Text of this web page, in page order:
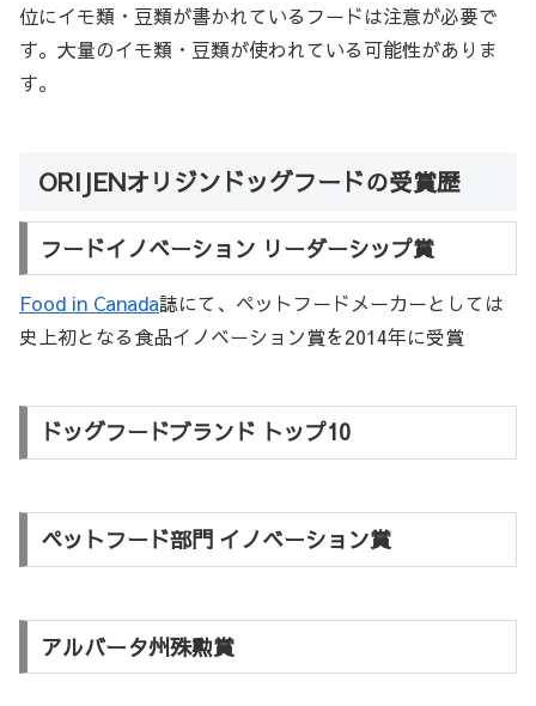
位にイモ類・豆類が書かれているフードは注意が必要で
す。大量のイモ類・豆類が使われている可能性がありま
す。
ORIJENオリジンドッグフードの受賞歴
フードイノベーション リーダーシップ賞
Food in Canada誌にて、ペットフードメーカーとしては
史上初となる食品イノベーション賞を2014年に受賞
ドッグフードブランド トップ10
ペットフード部門 イノベーション賞
アルバータ州殊勲賞